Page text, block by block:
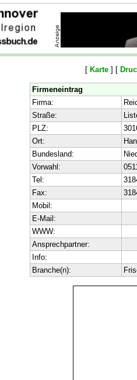
[ Karte ] [
Firmeneintrag
Firma:
Straße:
PLZ:
Ort:
Bundesland:
Vorwahl:
Tel:
Fax:
Mobil:
E-Mail:
WWW:
Ansprechpartner:
Info:
Branche(n):